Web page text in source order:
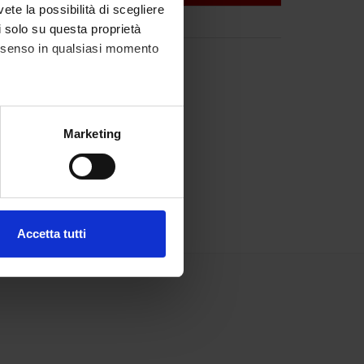
la possibilità di scegliere
su questa proprietà
in qualsiasi momento
metro,
che hai fornito loro o
Marketing
Accetta tutti